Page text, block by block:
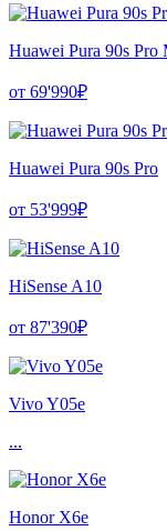
Huawei Pura 90s Pro
от 69'990₽
Huawei Pura 90s Pro
от 53'999₽
HiSense A10
от 87'390₽
Vivo Y05e
...
Honor X6e